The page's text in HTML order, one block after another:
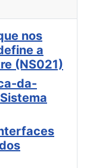
nos
a
(NS021)
da-